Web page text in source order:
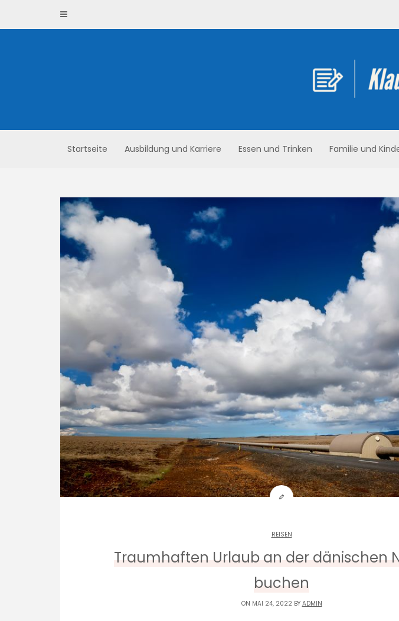
content
Startseite Ausbildung und Karriere Essen und Trinken Familie und
REISEN
Traumhaften Urlaub an der dänischen
buchen
ON MAI 24, 2022 BY ADMIN